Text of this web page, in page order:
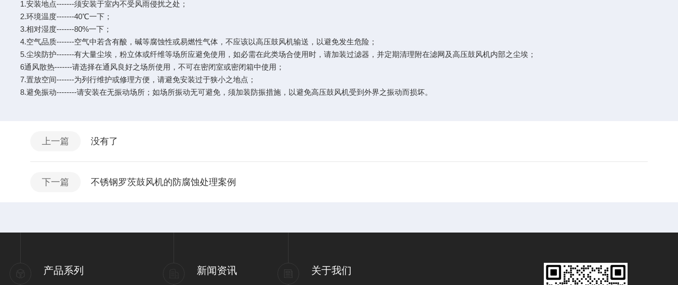
1.安装地点-------须安装于室内不受风雨侵扰之处；
2.环境温度-------40℃一下；
3.相对湿度-------80%一下；
4.空气品质-------空气中若含有酸，碱等腐蚀性或易燃性气体，不应该以高压鼓风机输送，以避免发生危险；
5.尘埃防护-------有大量尘埃，粉立体或纤维等场所应避免使用，如必需在此类场合使用时，请加装过滤器，并定期清理附在滤网及高压鼓风机内部之尘埃；
6通风散热-------请选择在通风良好之场所使用，不可在密闭室或密闭箱中使用；
7.置放空间-------为列行维护或修理方便，请避免安装过于狭小之地点；
8.避免振动--------请安装在无振动场所；如场所振动无可避免，须加装防振措施，以避免高压鼓风机受到外界之振动而损坏。
上一篇 没有了
下一篇 不锈钢罗茨鼓风机的防腐蚀处理案例
产品系列 新闻资讯 关于我们